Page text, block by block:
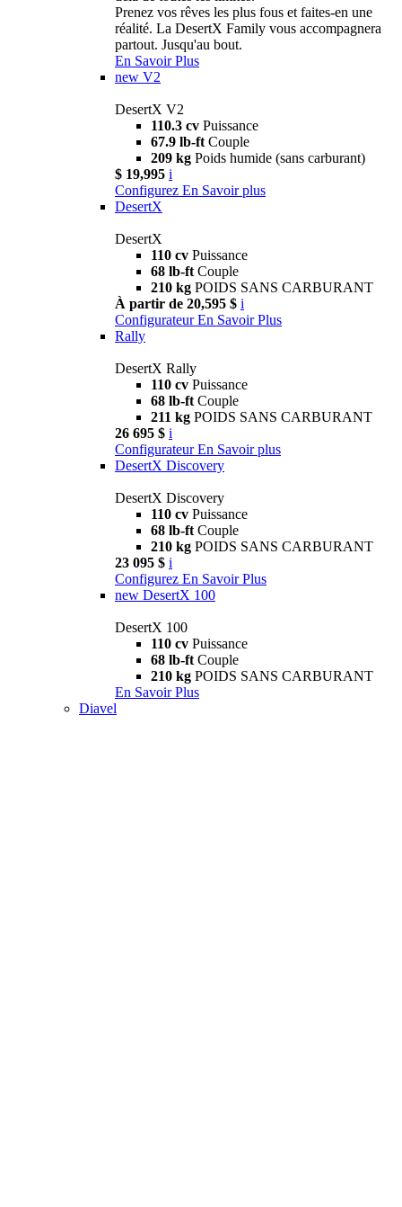
Prenez vos rêves les plus fous et faites-en une
réalité. La DesertX Family vous accompagnera
partout. Jusqu'au bout.
En Savoir Plus
new V2
DesertX V2
110.3 cv Puissance
67.9 lb-ft Couple
209 kg Poids humide (sans carburant)
$ 19,995 i
Configurez En Savoir plus
DesertX
DesertX
110 cv Puissance
68 lb-ft Couple
210 kg POIDS SANS CARBURANT
À partir de 20,595 $ i
Configurateur En Savoir Plus
Rally
DesertX Rally
110 cv Puissance
68 lb-ft Couple
211 kg POIDS SANS CARBURANT
26 695 $ i
Configurateur En Savoir plus
DesertX Discovery
DesertX Discovery
110 cv Puissance
68 lb-ft Couple
210 kg POIDS SANS CARBURANT
23 095 $ i
Configurez En Savoir Plus
new DesertX 100
DesertX 100
110 cv Puissance
68 lb-ft Couple
210 kg POIDS SANS CARBURANT
En Savoir Plus
Diavel